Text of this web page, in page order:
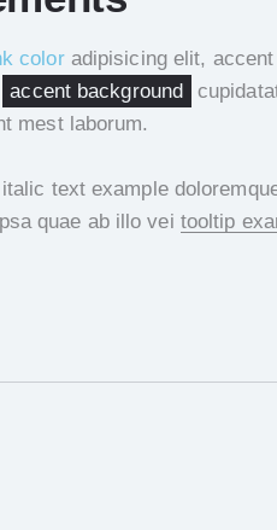
coloradipisicing elit,
accent background
mest laborum.
text example
quae ab illo vei tooltip